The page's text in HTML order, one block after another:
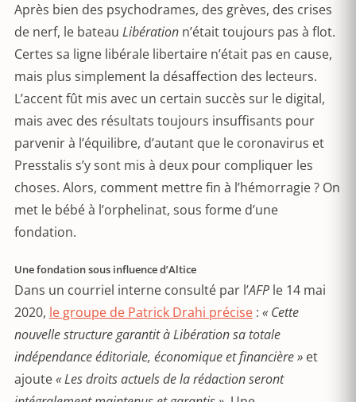
Après bien des psychodrames, des grèves, des crises
de nerf, le bateau Libération n’était toujours pas à flot.
Certes sa ligne libérale libertaire n’était pas en cause,
mais plus simplement la désaffection des lecteurs.
L’accent fût mis avec un certain succès sur le digital,
mais avec des résultats toujours insuffisants pour
parvenir à l’équilibre, d’autant que le coronavirus et
Presstalis s’y sont mis à deux pour compliquer les
choses. Alors, comment mettre fin à l’hémorragie ? On
met le bébé à l’orphelinat, sous forme d’une
fondation.
Une fondation sous influence d’Altice
Dans un courriel interne consulté par l’AFP le 14 mai
2020, le groupe de Patrick Drahi précise : « Cette
nouvelle structure garantit à Libération sa totale
indépendance éditoriale, économique et financière » et
ajoute« Les droits actuels de la rédaction seront